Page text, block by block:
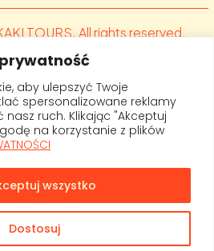
aby ulepszyć Twoje
spersonalizowane reklamy
ruch. Klikając "Akceptuj
na korzystanie z plików
Dostosuj
wszystko
TOURS. All rights reserved.
by Fit.al